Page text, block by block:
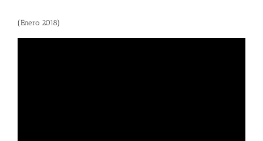
(Enero 2018)